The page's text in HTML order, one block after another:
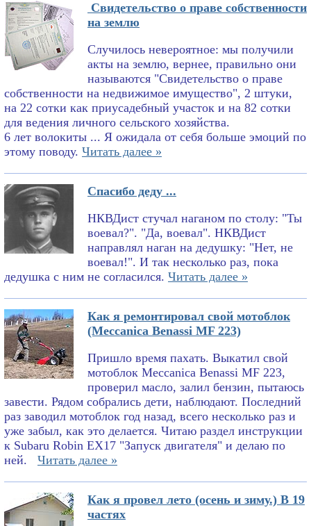
Свидетельство о праве собственности
на землю
Случилось невероятное: мы получили
акты на землю, вернее, правильно они
называются "Свидетельство о праве
собственности на недвижимое имущество", 2 штуки,
на 22 сотки как приусадебный участок и на 82 сотки
для ведения личного сельского хозяйства.
6 лет волокиты ... Я ожидала от себя больше эмоций по
этому поводу. Читать далее »
Спасибо деду ...
НКВДист стучал наганом по столу: "Ты
воевал?". "Да, воевал". НКВДист
направлял наган на дедушку: "Нет, не
воевал!". И так несколько раз, пока
дедушка с ним не согласился. Читать далее »
Как я ремонтировал свой мотоблок
(Meccanica Benassi MF 223)
Пришло время пахать. Выкатил свой
мотоблок Meccanica Benassi MF 223,
проверил масло, залил бензин, пытаюсь
завести. Рядом собрались дети, наблюдают. Последний
раз заводил мотоблок год назад, всего несколько раз и
уже забыл, как это делается. Читаю раздел инструкции
к Subaru Robin EX17 "Запуск двигателя" и делаю по
ней.
Читать далее »
Как я провел лето (осень и зиму.) В 19
частях